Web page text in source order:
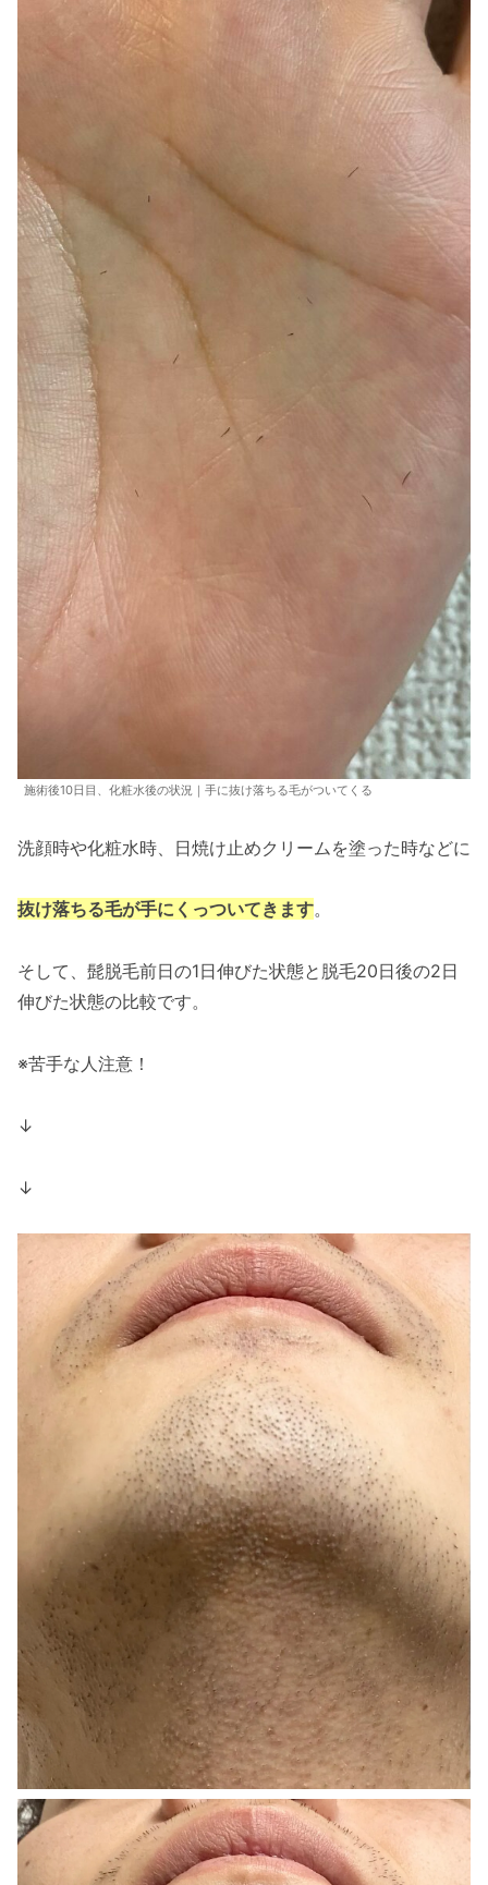
施術後10日目、化粧水後の状況｜手に抜け落ちる毛がついてくる
洗顔時や化粧水時、日焼け止めクリームを塗った時などに
抜け落ちる毛が手にくっついてきます。
そして、髭脱毛前日の1日伸びた状態と脱毛20日後の2日
伸びた状態の比較です。
※苦手な人注意！
↓
↓